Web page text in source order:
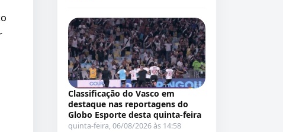
Classificação do Vasco em
destaque nas reportagens do
Globo Esporte desta quinta-feira
quinta-feira, 06/08/2026 às 14:58